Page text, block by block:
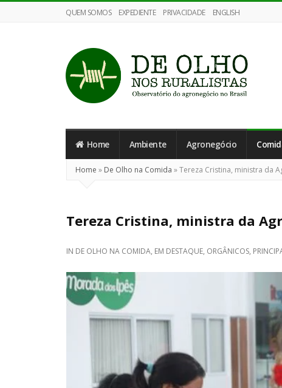
QUEM SOMOS EXPEDIENTE PRIVACIDADE ENGLISH
Olho
nos
Ruralistas
Home Ambiente Agronegócio
Home » De Olho na Comida »Tereza Cristina, ministra da
Tereza Cristina, ministra da
IN DE OLHO NA COMIDA, EM DESTAQUE, ORGÂNICOS,